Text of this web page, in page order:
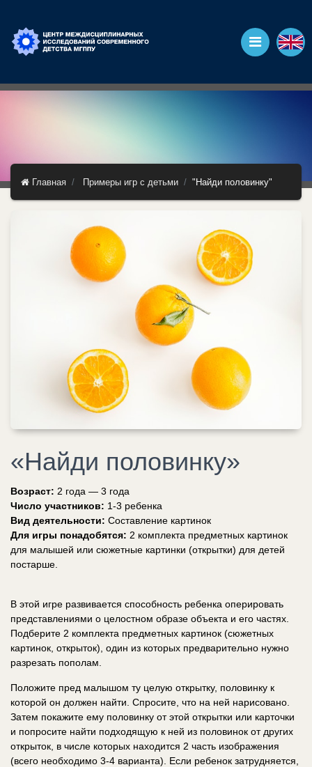
Главная Примеры игр с детьми "Найди половинку"
«Найди половинку»
Возраст: 2 года — 3 года
Число участников: 1-3 ребенка
Вид деятельности: Составление картинок
Для игры понадобятся: 2 комплекта предметных картинок
для малышей или сюжетные картинки (открытки) для детей
постарше.
В этой игре развивается способность ребенка оперировать
представлениями о целостном образе объекта и его частях.
Подберите 2 комплекта предметных картинок (сюжетных
картинок, открыток), один из которых предварительно нужно
разрезать пополам.
Положите пред малышом ту целую открытку, половинку к
которой он должен найти. Спросите, что на ней нарисовано.
Затем покажите ему половинку от этой открытки или карточки
и попросите найти подходящую к ней из половинок от других
открыток, в числе которых находится 2 часть изображения
(всего необходимо 3-4 варианта). Если ребенок затрудняется,